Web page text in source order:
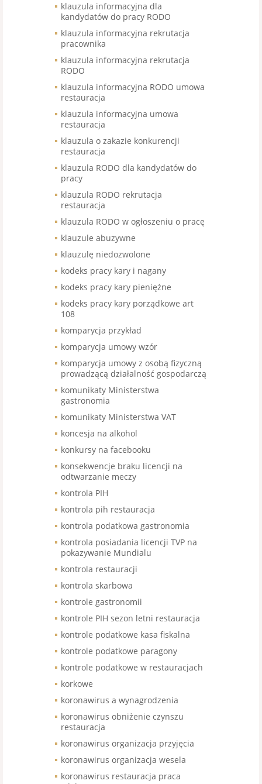
klauzula informacyjna dla
kandydatów do pracy RODO
klauzula informacyjna rekrutacja
pracownika
klauzula informacyjna rekrutacja
RODO
klauzula informacyjna RODO umowa
restauracja
klauzula informacyjna umowa
restauracja
klauzula o zakazie konkurencji
restauracja
klauzula RODO dla kandydatów do
pracy
klauzula RODO rekrutacja
restauracja
klauzula RODO w ogłoszeniu o pracę
klauzule abuzywne
klauzulę niedozwolone
kodeks pracy kary i nagany
kodeks pracy kary pieniężne
kodeks pracy kary porządkowe art
108
komparycja przykład
komparycja umowy wzór
komparycja umowy z osobą fizyczną
prowadzącą działalność gospodarczą
komunikaty Ministerstwa
gastronomia
komunikaty Ministerstwa VAT
koncesja na alkohol
konkursy na facebooku
konsekwencje braku licencji na
odtwarzanie meczy
kontrola PIH
kontrola pih restauracja
kontrola podatkowa gastronomia
kontrola posiadania licencji TVP na
pokazywanie Mundialu
kontrola restauracji
kontrola skarbowa
kontrole gastronomii
kontrole PIH sezon letni restauracja
kontrole podatkowe kasa fiskalna
kontrole podatkowe paragony
kontrole podatkowe w restauracjach
korkowe
koronawirus a wynagrodzenia
koronawirus obniżenie czynszu
restauracja
koronawirus organizacja przyjęcia
koronawirus organizacja wesela
koronawirus restauracja praca